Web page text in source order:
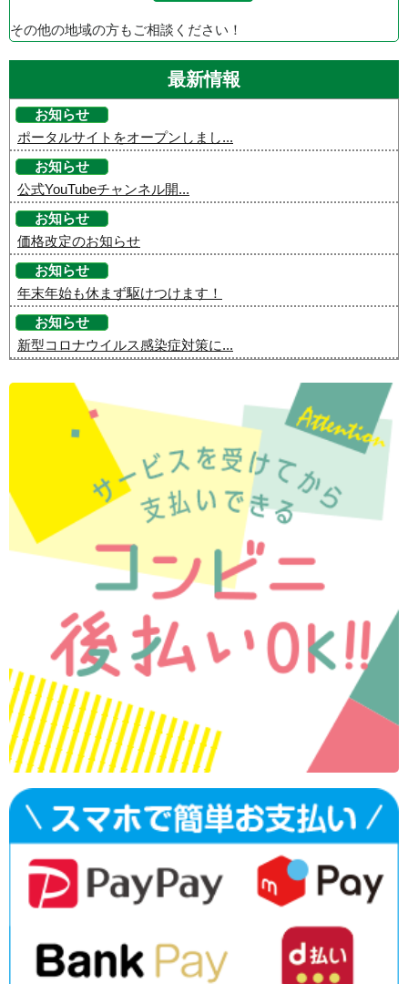
その他の地域の方もご相談ください！
最新情報
お知らせ
ポータルサイトをオープンしまし...
お知らせ
公式YouTubeチャンネル開...
お知らせ
価格改定のお知らせ
お知らせ
年末年始も休まず駆けつけます！
お知らせ
新型コロナウイルス感染症対策に...